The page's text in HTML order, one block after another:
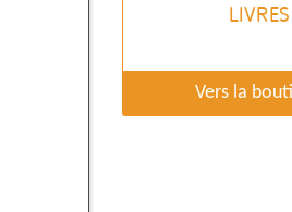
LIVRES
Vers la